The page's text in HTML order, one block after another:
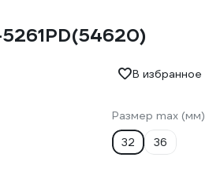
В избранное
Размер max (мм)
32
36